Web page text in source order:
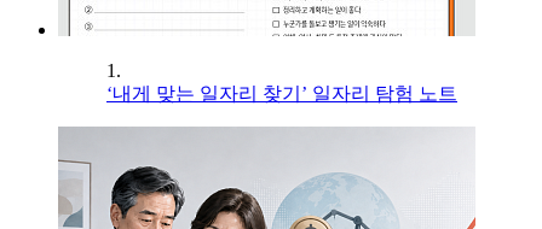
1.
‘내게 맞는 일자리 찾기’ 일자리 탐험 노트